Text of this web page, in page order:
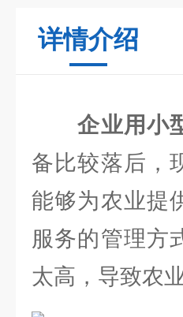
详情介绍
企业用小
备比较落后，
能够为农业提
服务的管理方
太高，导致农